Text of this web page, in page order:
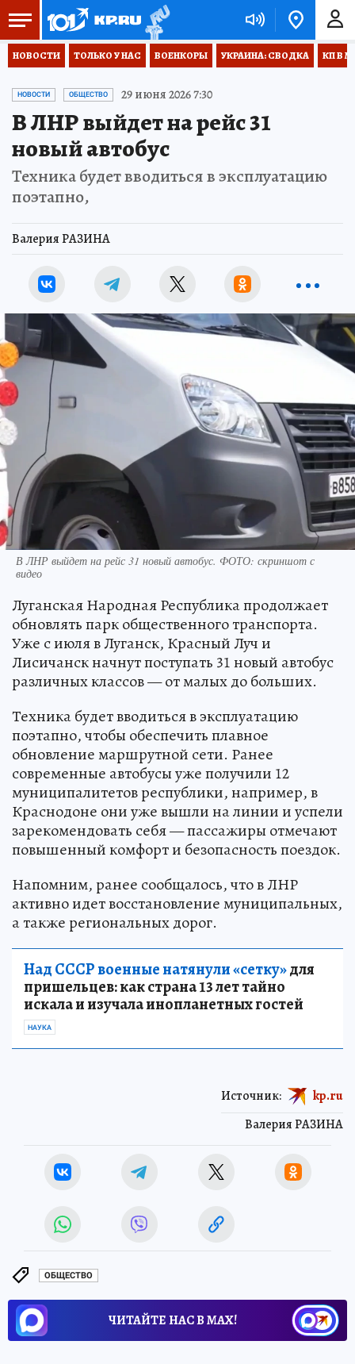
НОВОСТИ ТОЛЬКО У НАС ВОЕНКОРЫ УКРАИНА: СВОДКА КП В
НОВОСТИ ОБЩЕСТВО 29 июня 2026 7:30
В ЛНР выйдет на рейс 31
новый автобус
Техника будет вводиться в эксплуатацию
поэтапно,
Валерия РАЗИНА
В ЛНР выйдет на рейс 31 новый автобус. ФОТО: скриншот с
видео
Луганская Народная Республика продолжает
обновлять парк общественного транспорта.
Уже с июля в Луганск, Красный Луч и
Лисичанск начнут поступать 31 новый автобус
различных классов — от малых до больших.
Техника будет вводиться в эксплуатацию
поэтапно, чтобы обеспечить плавное
обновление маршрутной сети. Ранее
современные автобусы уже получили 12
муниципалитетов республики, например, в
Краснодоне они уже вышли на линии и успели
зарекомендовать себя — пассажиры отмечают
повышенный комфорт и безопасность поездок.
Напомним, ранее сообщалось, что в ЛНР
активно идет восстановление муниципальных,
а также региональных дорог.
Над СССР военные натянули «сетку»для
пришельцев: как страна 13 лет тайно
искала и изучала инопланетных гостей
НАУКА
Валерия РАЗИНА
Источник: kp.ru
ОБЩЕСТВО
ЧИТАЙТЕ НАС В МАХ!